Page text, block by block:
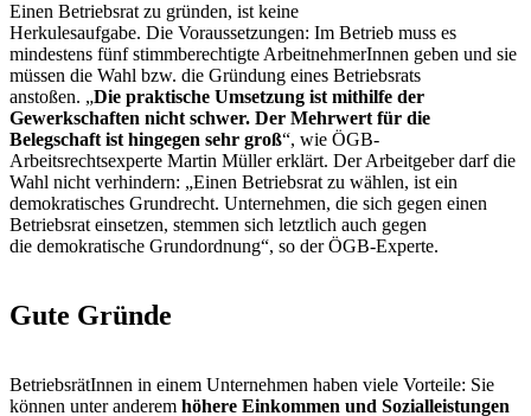
Einen Betriebsrat zu gründen, ist keine
Herkulesaufgabe. Die Voraussetzungen: Im Betrieb muss es
mindestens fünf stimmberechtigte ArbeitnehmerInnen geben und sie
müssen die Wahl bzw. die Gründung eines Betriebsrats
anstoßen. „Die praktische Umsetzung ist mithilfe der
Gewerkschaften nicht schwer. Der Mehrwert für die
Belegschaft ist hingegen sehr groß“, wie ÖGB-
Arbeitsrechtsexperte Martin Müller erklärt. Der Arbeitgeber darf die
Wahl nicht verhindern: „Einen Betriebsrat zu wählen, ist ein
demokratisches Grundrecht. Unternehmen, die sich gegen einen
Betriebsrat einsetzen, stemmen sich letztlich auch gegen
die demokratische Grundordnung“, so der ÖGB-Experte.
Gute Gründe
BetriebsrätInnen in einem Unternehmen haben viele Vorteile: Sie
können unter anderem höhere Einkommen und Sozialleistungen